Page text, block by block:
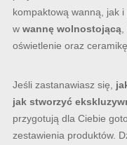
kompaktową wanną, jak i
w wannę wolnostojącą,
oświetlenie oraz
Jeśli zastanawiasz się,
jak stworzyć
przygotują dla Ciebie
zestawienia produktów.